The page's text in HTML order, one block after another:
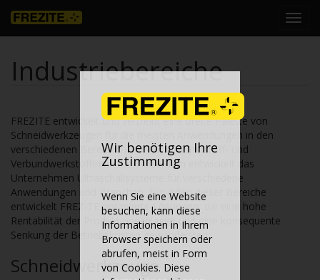
Industriebereiche
FREZITE entwickelt und vertreibt eine breite Palette von
Schneidwerkzeugen für die meisten Anwendungen in den
verschiedenen Bereichen der Holz-, Kunststoff- und
Verbundwerkstoffindustrie. Außerdem entwickelt das
Unternehmen Ultraschallsysteme für verschiedene
Anwendungen und Branchen. Für jeden dieser Bereiche
entwickelt FREZITE optimierte Lösungen, die eine hohe
Rentabilität der Produktionsanlagen und eine konsequente
Senkung der Betriebskosten gewährleisten.
Schneidwerkzeuge
Wir benötigen Ihre
Zustimmung
Wenn Sie eine Website
besuchen, kann diese
Informationen in Ihrem
Browser speichern oder
abrufen, meist in Form
von Cookies. Diese